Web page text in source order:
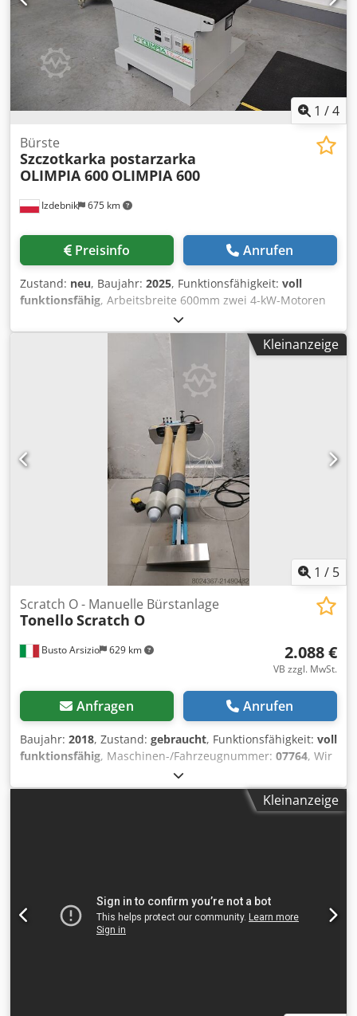
1 /4
Izdebnik 675 km
Bürste
Szczotkarka postarzarka
OLIMPIA 600 OLIMPIA 600
Preisinfo Anrufen
Zustand: neu, Baujahr: 2025, Funktionsfähigkeit: voll
funktionsfähig, Arbeitsbreite 600mm zwei 4-kW-Motoren
stufenlose Regelung der Vorschubgeschwindigkeit von 4
bis 12 m/min Bürstendrehzahl 1000 U/min maximale
Materialhöhe 300mm Dkjdpjwgal Hefx Aczsr Leistung des
Kleinanzeige
1 / 5
Busto Arsizio 629 km
Scratch O - Manuelle Bürstanlage
TonelloScratch O
2.088 €
VB zzgl. MwSt.
Anfragen Anrufen
Baujahr: 2018, Zustand: gebraucht, Funktionsfähigkeit: voll
funktionsfähig, Maschinen-/Fahrzeugnummer: 07764, Wir
bieten diese gebrauchte manuelle Bürstmaschine Tonello
Scratch O, Baujahr 2018, an. Dsdpfeyt I Hwex Aczskr
Maschinentyp: Scratch O Seriennummer: 07764 Baujahr:
Kleinanzeige